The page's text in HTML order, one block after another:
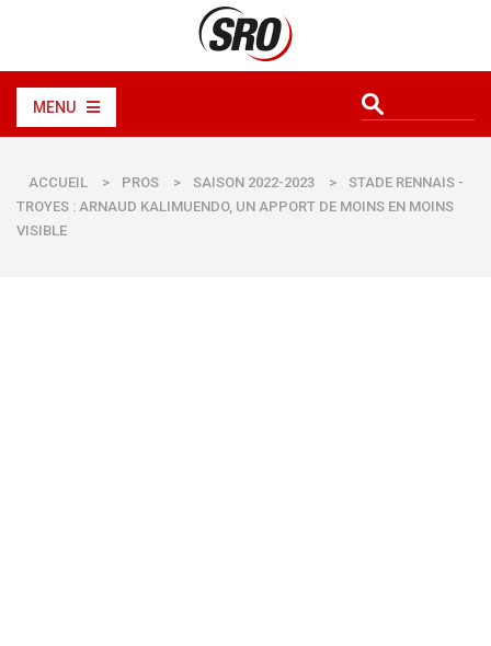
MENU
ACCUEIL > PROS > SAISON 2022-2023 >
STADE RENNAIS -
TROYES : ARNAUD KALIMUENDO, UN APPORT DE MOINS EN MOINS
VISIBLE